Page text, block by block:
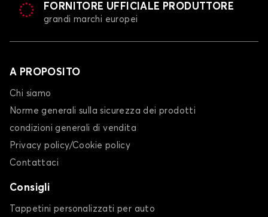
FORNITORE UFFICIALE PRODUTTORE
grandi marchi europei
A PROPOSITO
Chi siamo
Norme generali sulla sicurezza dei prodotti
condizioni generali di vendita
Privacy policy/Cookie policy
Contattaci
Consigli
Tappetini personalizzati per auto